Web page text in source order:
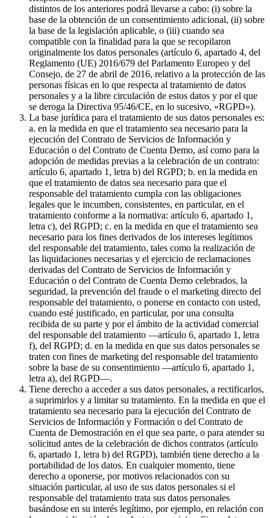
distintos de los anteriores podrá llevarse a cabo: (i) sobre la
base de la obtención de un consentimiento adicional, (ii) sobre
la base de la legislación aplicable, o (iii) cuando sea
compatible con la finalidad para la que se recopilaron
originalmente los datos personales (artículo 6, apartado 4, del
Reglamento (UE) 2016/679 del Parlamento Europeo y del
Consejo, de 27 de abril de 2016, relativo a la protección de las
personas físicas en lo que respecta al tratamiento de datos
personales y a la libre circulación de estos datos y por el que
se deroga la Directiva 95/46/CE, en lo sucesivo, «RGPD»).
La base jurídica para el tratamiento de sus datos personales es:
a. en la medida en que el tratamiento sea necesario para la
ejecución del Contrato de Servicios de Información y
Educación o del Contrato de Cuenta Demo, así como para la
adopción de medidas previas a la celebración de un contrato:
artículo 6, apartado 1, letra b) del RGPD; b. en la medida en
que el tratamiento de datos sea necesario para que el
responsable del tratamiento cumpla con las obligaciones
legales que le incumben, consistentes, en particular, en el
tratamiento conforme a la normativa: artículo 6, apartado 1,
letra c), del RGPD; c. en la medida en que el tratamiento sea
necesario para los fines derivados de los intereses legítimos
del responsable del tratamiento, tales como la realización de
las liquidaciones necesarias y el ejercicio de reclamaciones
derivadas del Contrato de Servicios de Información y
Educación o del Contrato de Cuenta Demo celebrados, la
seguridad, la prevención del fraude o el marketing directo del
responsable del tratamiento, o ponerse en contacto con usted,
cuando esté justificado, en particular, por una consulta
recibida de su parte y por el ámbito de la actividad comercial
del responsable del tratamiento —artículo 6, apartado 1, letra
f), del RGPD; d. en la medida en que sus datos personales se
traten con fines de marketing del responsable del tratamiento
sobre la base de su consentimiento —artículo 6, apartado 1,
letra a), del RGPD—.
Tiene derecho a acceder a sus datos personales, a rectificarlos,
a suprimirlos y a limitar su tratamiento. En la medida en que el
tratamiento sea necesario para la ejecución del Contrato de
Servicios de Información y Formación o del Contrato de
Cuenta de Demostración en el que sea parte, o para atender su
solicitud antes de la celebración de dichos contratos (artículo
6, apartado 1, letra b) del RGPD), también tiene derecho a la
portabilidad de los datos. En cualquier momento, tiene
derecho a oponerse, por motivos relacionados con su
situación particular, al uso de sus datos personales si el
responsable del tratamiento trata sus datos personales
basándose en su interés legítimo, por ejemplo, en relación con